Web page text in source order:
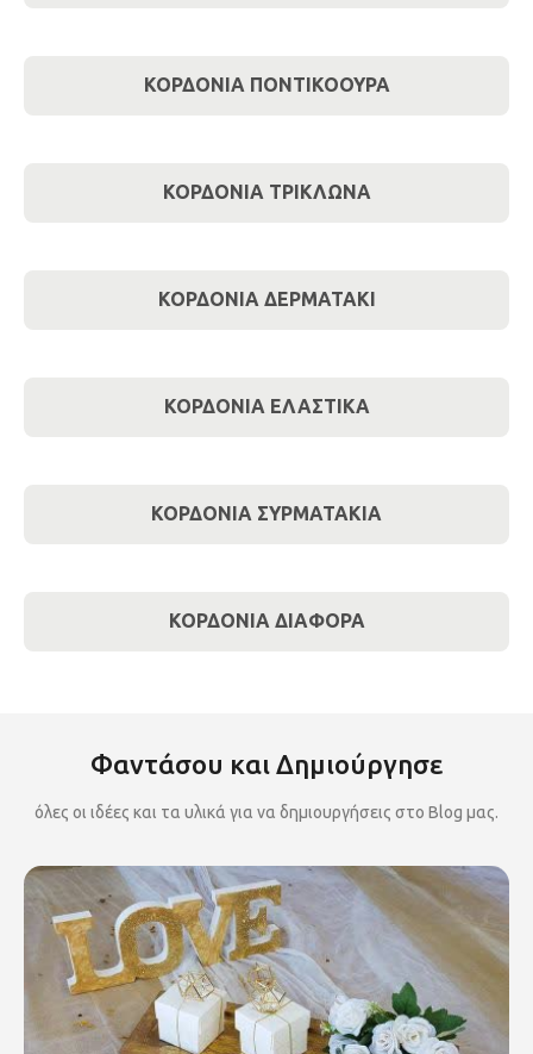
ΚΟΡΔΟΝΙΑ ΠΟΝΤΙΚΟΟΥΡΑ
ΚΟΡΔΟΝΙΑ ΤΡΙΚΛΩΝΑ
ΚΟΡΔΟΝΙΑ ΔΕΡΜΑΤΑΚΙ
ΚΟΡΔΟΝΙΑ ΕΛΑΣΤΙΚΑ
ΚΟΡΔΟΝΙΑ ΣΥΡΜΑΤΑΚΙΑ
ΚΟΡΔΟΝΙΑ ΔΙΑΦΟΡΑ
Φαντάσου και Δημιούργησε
όλες οι ιδέες και τα υλικά για να δημιουργήσεις στο Blog μας.